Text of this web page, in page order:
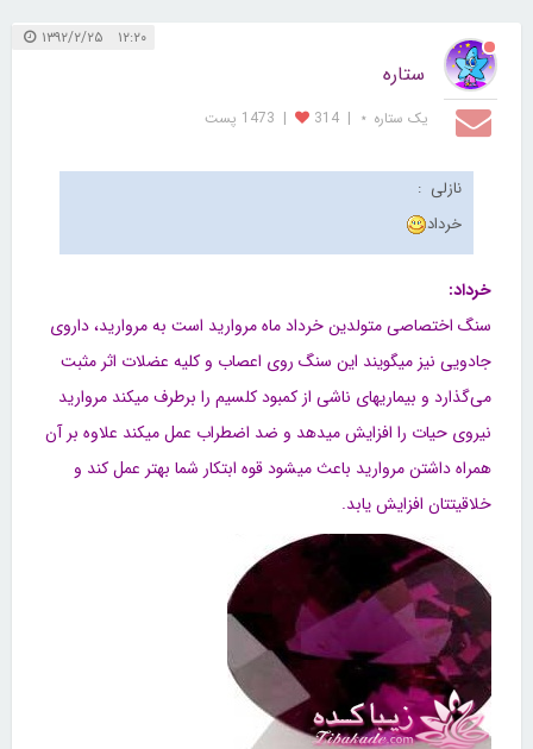
۱۲:۲۰ ۱۳۹۲/۲/۲۵
ستاره
یک ستاره ⋆ |
314
| 1473 پست
نازلی :
خرداد
خرداد:
سنگ اختصاصی متولدین خرداد ماه مروارید است به مروارید، داروی
جادویی نیز میگویند این سنگ روی اعصاب و کلیه عضلات اثر مثبت
می‌گذارد و بیماریهای ناشی از کمبود کلسیم را برطرف میکند مروارید
نیروی حیات را افزایش میدهد و ضد اضطراب عمل میکند علاوه بر آن
همراه داشتن مروارید باعث میشود قوه ابتکار شما بهتر عمل کند و
خلاقیتتان افزایش یابد.